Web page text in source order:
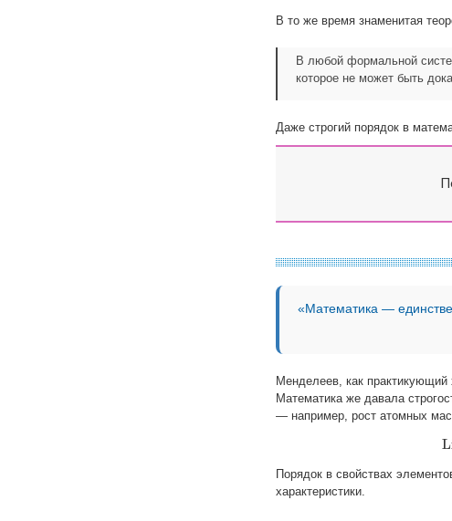
В то же время знаменитая
В любой формальной
которое не может быть
Даже строгий порядок в
«Математика —
Менделеев, как практикующий
Математика же давала
— например, рост атомных
Порядок в свойствах
характеристики.